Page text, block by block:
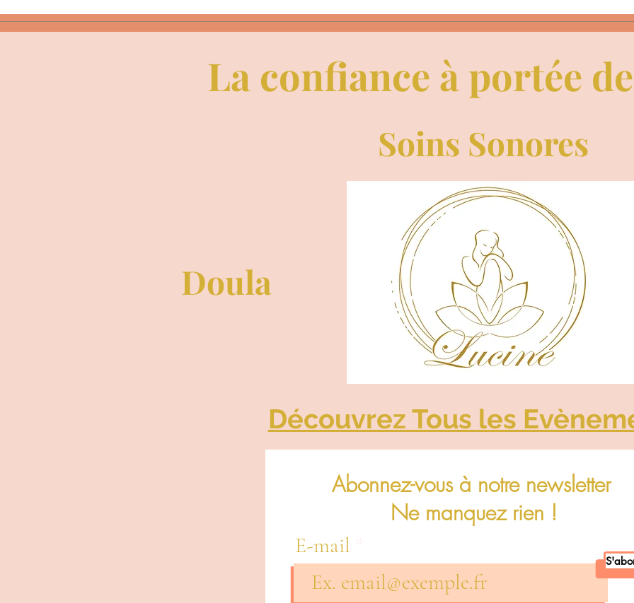
La confiance à portée
Soins Sonores
Doula
Découvrez Tous les
Abonnez-vous à notre newsletter
Ne manquez rien !
E-mail